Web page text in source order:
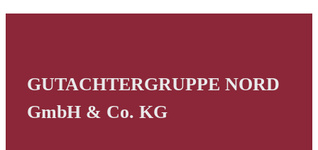
GUTACHTERGRUPPE NORD
GmbH & Co. KG